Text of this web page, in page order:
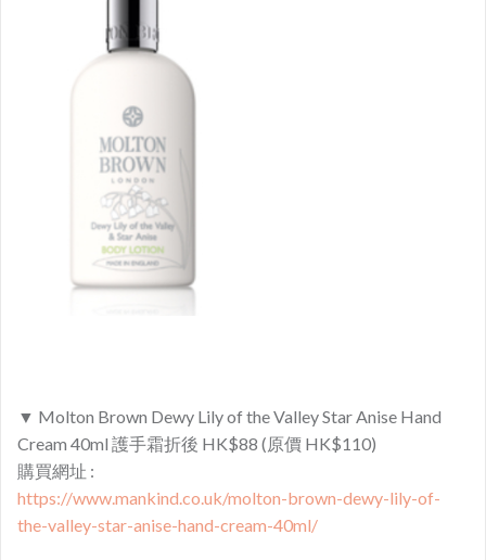
▼ Molton Brown Dewy Lily of the Valley Star Anise Hand
Cream 40ml 護手霜折後 HK$88 (原價 HK$110)
購買網址 :
https://www.mankind.co.uk/molton-brown-dewy-lily-of-
the-valley-star-anise-hand-cream-40ml/